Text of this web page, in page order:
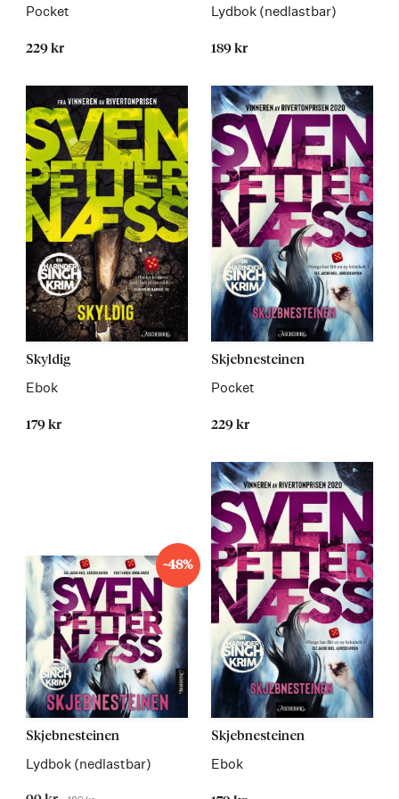
Pocket
229 kr
Lydbok (nedlastbar)
189 kr
Skyldig
Ebok
179 kr
Les
mer
Skjebnesteinen
Pocket
229 kr
Les
mer
-48%
Skjebnesteinen
Lydbok (nedlastbar)
Les
mer
Skjebnesteinen
Ebok
Les
mer